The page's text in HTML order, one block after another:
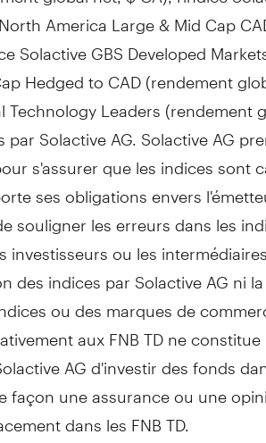
America Large & Mid Cap
Solactive GBS Developed
Hedged to CAD (rendement
Technology Leaders (rendement
Solactive AG. Solactive AG
s'assurer que les indices sont
ses obligations envers
souligner les erreurs dans les
ou les
des indices par Solactive AG ni
ou des marques de
aux FNB TD ne
AG d'investir des fonds
façon une assurance ou une
dans les FNB TD.